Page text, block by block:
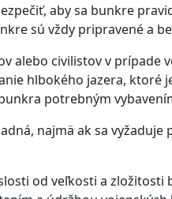
aby sa bunkre
sú vždy pripravené a
alebo civilistov v prípade
hlbokého jazera, ktoré
potrebným
najmä ak sa vyžaduje
od veľkosti a zložitosti